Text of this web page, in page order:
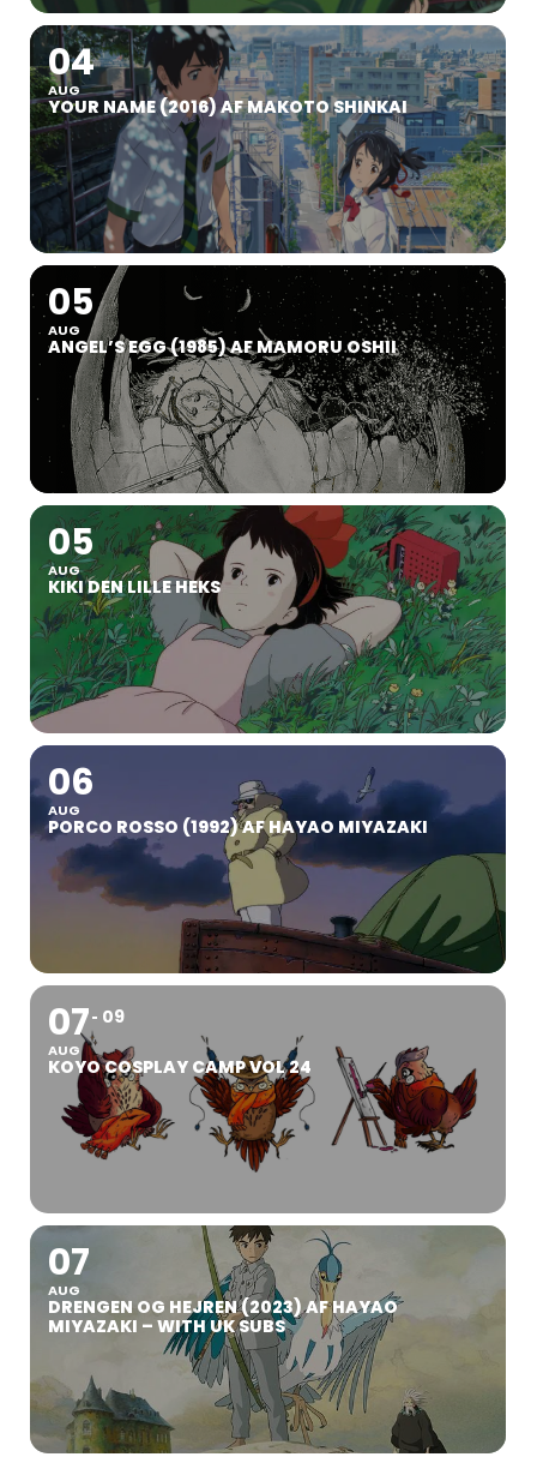
04
AUG
YOUR NAME (2016) AF MAKOTO SHINKAI
05
AUG
ANGEL’S EGG (1985) AF MAMORU OSHII
05
AUG
KIKI DEN LILLE HEKS
06
AUG
PORCO ROSSO (1992) AF HAYAO MIYAZAKI
07
AUG
09
KOYO COSPLAY CAMP VOL 24
07
AUG
DRENGEN OG HEJREN (2023) AF HAYAO
MIYAZAKI – WITH UK SUBS